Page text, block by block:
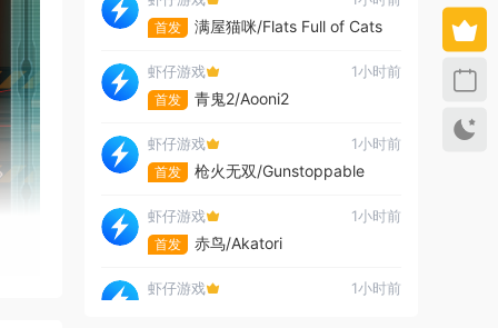
首发 满屋猫咪/Flats Full of Cats
虾仔游戏 1小时前
首发 青鬼2/Aooni2
虾仔游戏 1小时前
首发 枪火无双/Gunstoppable
虾仔游戏 1小时前
首发 赤鸟/Akatori
虾仔游戏 1小时前